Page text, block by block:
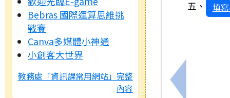
Bebras 國際運算思維挑
戰賽
Canva多媒體小神通
小創客大世界
教務處「資訊課常用網站」完整
內容
上一筆：轉
五、
填